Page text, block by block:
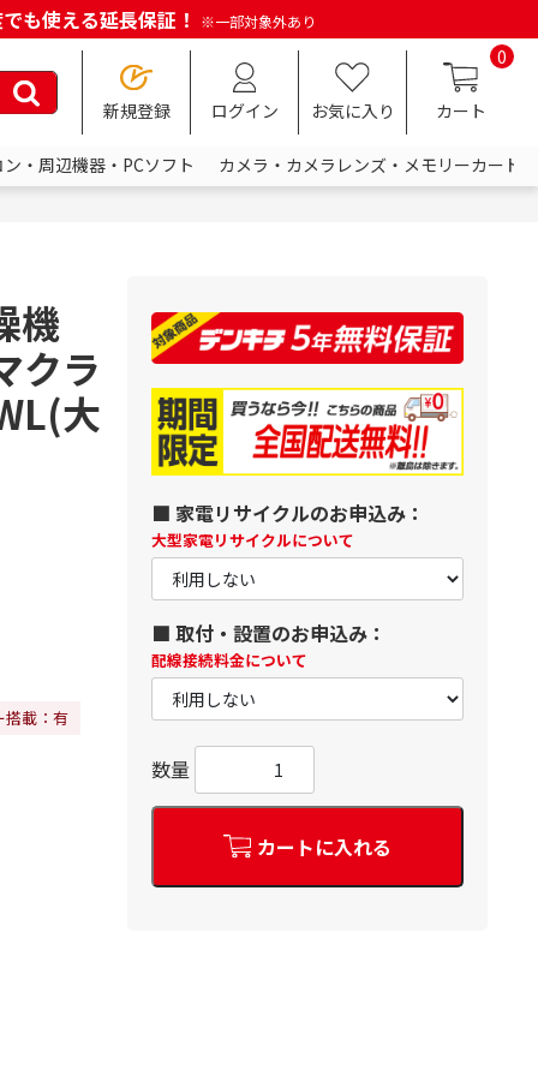
も使える延長保証！ ※一部対象外あり
新規登録 ログイン お気に入り
0
カート
・周辺機器・PCソフト カメラ・カメラレンズ・メモリーカード
機
クラ
大
搭載：有
■ 家電リサイクルのお申込み：
大型家電リサイクルについて
■ 取付・設置のお申込み：
配線接続料金について
数量
カートに入れる